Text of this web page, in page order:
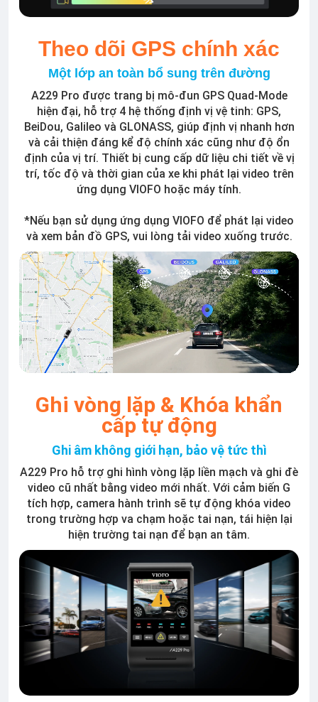
Theo dõi GPS chính xác
Một lớp an toàn bổ sung trên đường
A229 Pro được trang bị mô-đun GPS Quad-Mode
hiện đại, hỗ trợ 4 hệ thống định vị vệ tinh: GPS,
BeiDou, Galileo và GLONASS, giúp định vị nhanh hơn
và cải thiện đáng kể độ chính xác cũng như độ ổn
định của vị trí. Thiết bị cung cấp dữ liệu chi tiết về vị
trí, tốc độ và thời gian của xe khi phát lại video trên
ứng dụng VIOFO hoặc máy tính.
*Nếu bạn sử dụng ứng dụng VIOFO để phát lại video
và xem bản đồ GPS, vui lòng tải video xuống trước.
Ghi vòng lặp & Khóa khẩn
cấp tự động
Ghi âm không giới hạn, bảo vệ tức thì
A229 Pro hỗ trợ ghi hình vòng lặp liền mạch và ghi đè
video cũ nhất bằng video mới nhất. Với cảm biến G
tích hợp, camera hành trình sẽ tự động khóa video
trong trường hợp va chạm hoặc tai nạn, tái hiện lại
hiện trường tai nạn để bạn an tâm.